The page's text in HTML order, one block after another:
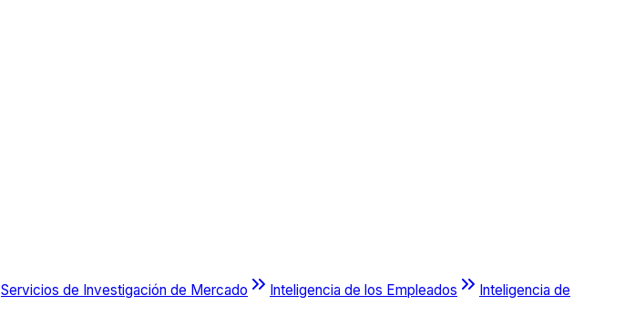
Servicios de Investigación de Mercado Inteligencia de los Empleados
Inteligencia de